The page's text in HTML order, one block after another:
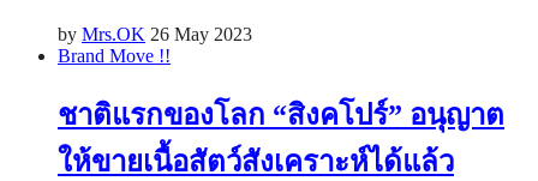
by Mrs.OK 26 May 2023
Brand Move !!
ชาติแรกของโลก “สิงคโปร์” อนุญาต
ให้ขายเนื้อสัตว์สังเคราะห์ได้แล้ว